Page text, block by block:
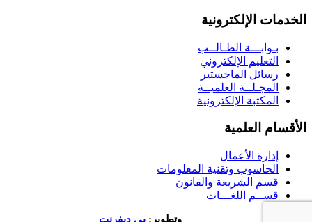
الخدمات الإلكترونية
بـوابـــة الطـالــب
التعليم الإلكتروني
رسائل الماجستير
المجـلــة العلميــة
المكتبة الإلكترونية
الأقسام العلمية
إدارة الأعمال
الحاسوب وتقنية المعلومات
قسم الشريعة والقانون
قســم اللغـــات
وتطوير: بي ديفرنت